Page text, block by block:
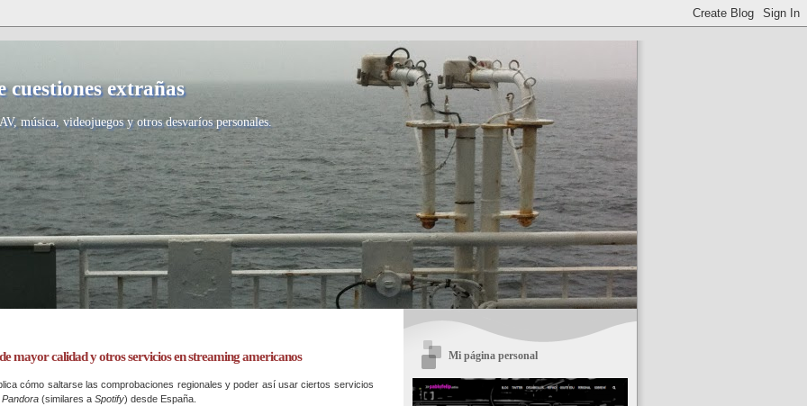
extrañas
música, videojuegos y otros desvaríos personales.
mayor calidad y otros servicios en streaming americanos
cómo saltarse las comprobaciones regionales y poder así usar ciertos servicios
Pandora (similares a Spotify) desde España.
Mi página personal